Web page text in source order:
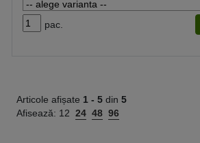
pac.
Articole afișate 1 - 5 din 5
Afisează: 12 24 48 96